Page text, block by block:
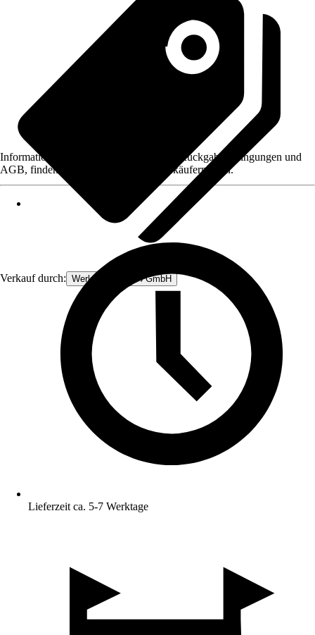
Verkauf durch: Werkzeugstore24 GmbH
Informationen des Verkäufers, wie z. B. Rückgabebedingungen und
AGB, finden Sie bei Klick auf den Verkäufernamen.
Lieferzeit ca. 5-7 Werktage